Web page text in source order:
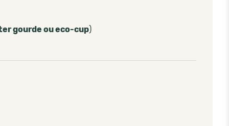
gourde ou eco-cup)